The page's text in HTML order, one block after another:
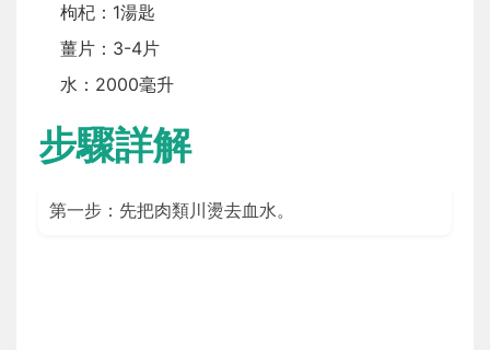
枸杞：1湯匙
薑片：3-4片
水：2000毫升
步驟詳解
第一步：先把肉類川燙去血水。